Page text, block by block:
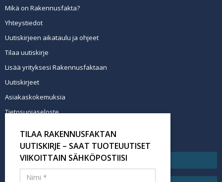
Mikä on Rakennusfakta?
Yhteystiedot
Uutiskirjeen aikataulu ja ohjeet
Tilaa uutiskirje
Lisää yrityksesi Rakennusfaktaan
Uutiskirjeet
Asiakaskokemuksia
Tietosuojaseloste
Tilaa uutiskirje
TILAA RAKENNUSFAKTAN
UUTISKIRJE – SAAT TUOTEUUTISET
VIIKOITTAIN SÄHKÖPOSTIISI